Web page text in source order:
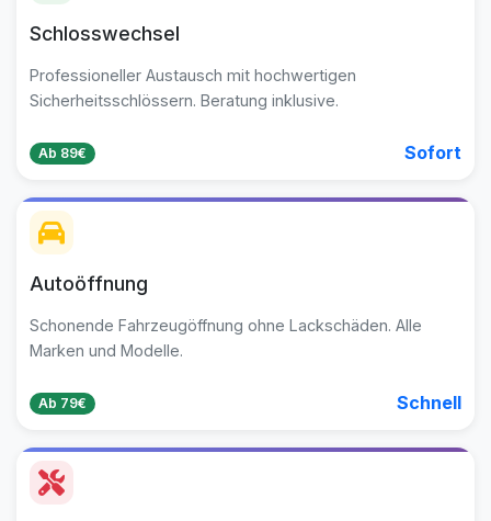
Schlosswechsel
Professioneller Austausch mit hochwertigen
Sicherheitsschlössern. Beratung inklusive.
Ab 89€ Sofort
Autoöffnung
Schonende Fahrzeugöffnung ohne Lackschäden. Alle
Marken und Modelle.
Ab 79€ Schnell